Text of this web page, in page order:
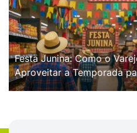
Festa Junina: Como o
Aproveitar a Temporada